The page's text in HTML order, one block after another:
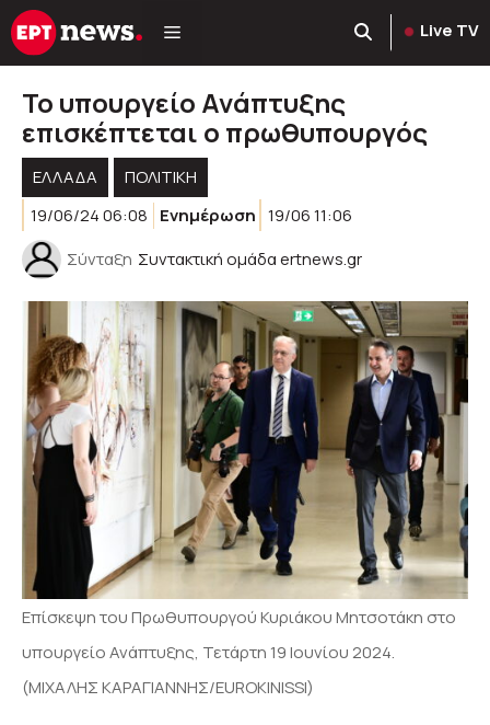
Μετάβαση
σε
Live TV
Το υπουργείο Ανάπτυξης
επισκέπτεται ο πρωθυπουργός
ΕΛΛΑΔΑ
ΠΟΛΙΤΙΚΉ
19/06/24 06:08
Ενημέρωση 19/06 11:06
Σύνταξη Συντακτική ομάδα ertnews.gr
Επίσκεψη του Πρωθυπουργού Κυριάκου Μητσοτάκη στο
υπουργείο Ανάπτυξης, Τετάρτη 19 Ιουνίου 2024.
(ΜΙΧΑΛΗΣ ΚΑΡΑΓΙΑΝΝΗΣ/EUROKINISSI)